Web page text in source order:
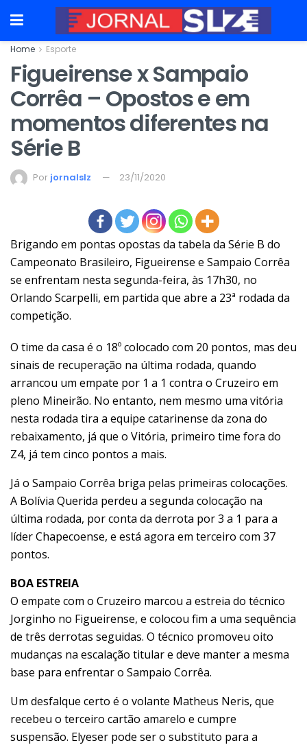
Home Esporte
Figueirense x Sampaio
Corrêa – Opostos e em
momentos diferentes na
Série B
Por jornalslz 23/11/2020
Brigando em pontas opostas da tabela da Série B do
Campeonato Brasileiro, Figueirense e Sampaio Corrêa
se enfrentam nesta segunda-feira, às 17h30, no
Orlando Scarpelli, em partida que abre a 23ª rodada da
competição.
O time da casa é o 18º colocado com 20 pontos, mas deu
sinais de recuperação na última rodada, quando
arrancou um empate por 1 a 1 contra o Cruzeiro em
pleno Mineirão. No entanto, nem mesmo uma vitória
nesta rodada tira a equipe catarinense da zona do
rebaixamento, já que o Vitória, primeiro time fora do
Z4, já tem cinco pontos a mais.
Já o Sampaio Corrêa briga pelas primeiras colocações.
A Bolívia Querida perdeu a segunda colocação na
última rodada, por conta da derrota por 3 a 1 para a
líder Chapecoense, e está agora em terceiro com 37
pontos.
BOA ESTREIA
O empate com o Cruzeiro marcou a estreia do técnico
Jorginho no Figueirense, e colocou fim a uma sequência
de três derrotas seguidas. O técnico promoveu oito
mudanças na escalação titular e deve manter a mesma
base para enfrentar o Sampaio Corrêa.
Um desfalque certo é o volante Matheus Neris, que
recebeu o terceiro cartão amarelo e cumpre
suspensão. Elyeser pode ser o substituto para a